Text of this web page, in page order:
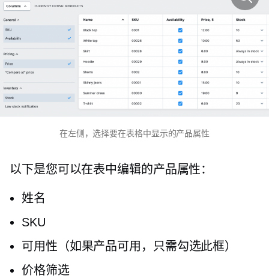
在左侧，选择要在表格中显示的产品属性
以下是您可以在表中编辑的产品属性：
姓名
SKU
可用性（如果产品可用，只需勾选此框）
价格筛选